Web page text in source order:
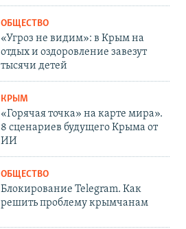
ОБЩЕСТВО
«Угроз не видим»: в Крым на
отдых и оздоровление завезут
тысячи детей
КРЫМ
«Горячая точка» на карте мира».
8 сценариев будущего Крыма от
ИИ
ОБЩЕСТВО
Блокирование Telegram. Как
решить проблему крымчанам